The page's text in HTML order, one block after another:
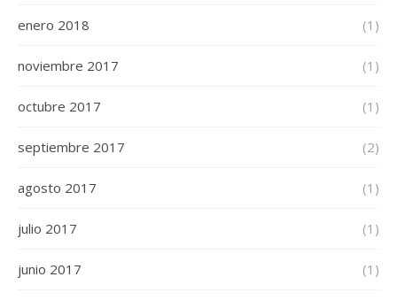
enero 2018 (1)
noviembre 2017 (1)
octubre 2017 (1)
septiembre 2017 (2)
agosto 2017 (1)
julio 2017 (1)
junio 2017 (1)